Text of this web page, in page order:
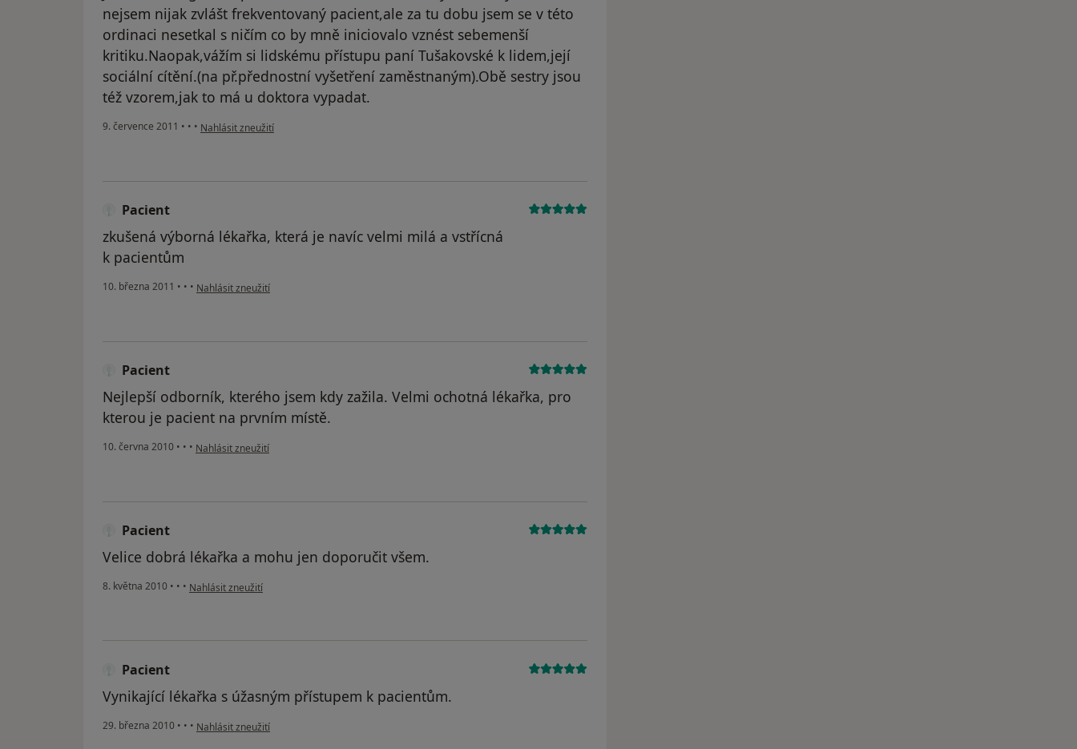
nejsem nijak zvlášt frekventovaný pacient,ale za tu dobu jsem se v této
ordinaci nesetkal s ničím co by mně iniciovalo vznést sebemenší
kritiku.Naopak,vážím si lidskému přístupu paní Tušakovské k lidem,její
sociální cítění.(na př.přednostní vyšetření zaměstnaným).Obě sestry jsou
též vzorem,jak to má u doktora vypadat.
9. července 2011 • • • podle názoru uživatele Váš účet byl odstraněn
Nahlásit zneužití
Pacient
zkušená výborná lékařka, která je navíc velmi milá a vstřícná
k pacientům
10. března 2011 • • • podle názoru uživatele Pacient
Nahlásit zneužití
Pacient
Nejlepší odborník, kterého jsem kdy zažila. Velmi ochotná lékařka, pro
kterou je pacient na prvním místě.
10. června 2010 • • • podle názoru uživatele Pacient
Nahlásit zneužití
Pacient
Velice dobrá lékařka a mohu jen doporučit všem.
8. května 2010 • • • podle názoru uživatele Pacient
Nahlásit zneužití
Pacient
Vynikající lékařka s úžasným přístupem k pacientům.
29. března 2010 • • • podle názoru uživatele Pacient
Nahlásit zneužití